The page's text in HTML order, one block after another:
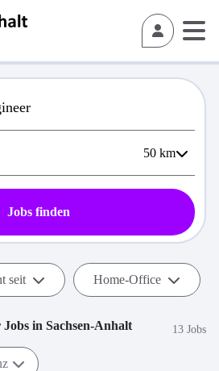
50 km
Jobs finden
seit Home-Office
Jobs in Sachsen-Anhalt 13 Jobs